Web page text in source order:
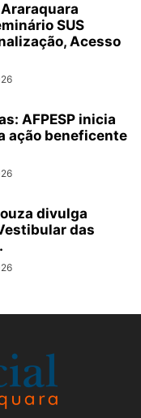
SUS
Acesso
AFPESP inicia
ação beneficente
divulga
das